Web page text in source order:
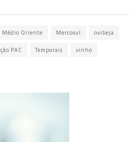
Médio Oriente Mercosul ovibeja
PAC Temporais vinho